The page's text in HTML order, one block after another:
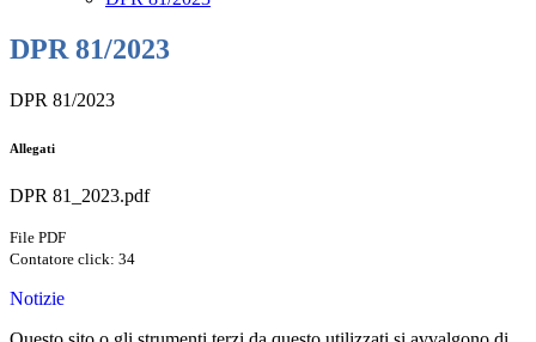
DPR 81/2023
DPR 81/2023
Allegati
DPR 81_2023.pdf
File PDF
Contatore click: 34
Notizie